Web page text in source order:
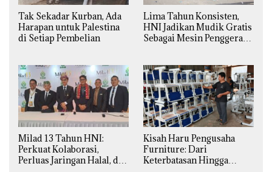
Tak Sekadar Kurban, Ada
Harapan untuk Palestina
di Setiap Pembelian
Lima Tahun Konsisten,
HNI Jadikan Mudik Gratis
Sebagai Mesin Penggerak
Milad 13 Tahun HNI:
Perkuat Kolaborasi,
Perluas Jaringan Halal, dan
Kisah Haru Pengusaha
Furniture: Dari
Keterbatasan Hingga